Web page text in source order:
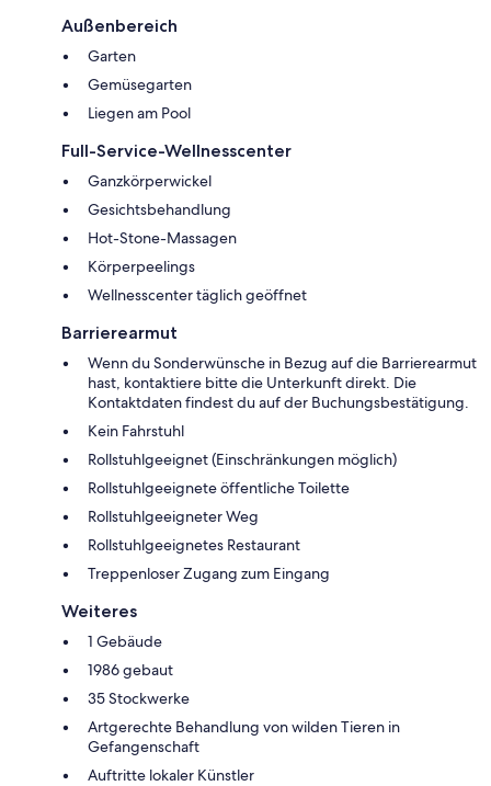
Außenbereich
Garten
Gemüsegarten
Liegen am Pool
Full-Service-Wellnesscenter
Ganzkörperwickel
Gesichtsbehandlung
Hot-Stone-Massagen
Körperpeelings
Wellnesscenter täglich geöffnet
Barrierearmut
Wenn du Sonderwünsche in Bezug auf die Barrierearmut
hast, kontaktiere bitte die Unterkunft direkt. Die
Kontaktdaten findest du auf der Buchungsbestätigung.
Kein Fahrstuhl
Rollstuhlgeeignet (Einschränkungen möglich)
Rollstuhlgeeignete öffentliche Toilette
Rollstuhlgeeigneter Weg
Rollstuhlgeeignetes Restaurant
Treppenloser Zugang zum Eingang
Weiteres
1 Gebäude
1986 gebaut
35 Stockwerke
Artgerechte Behandlung von wilden Tieren in
Gefangenschaft
Auftritte lokaler Künstler